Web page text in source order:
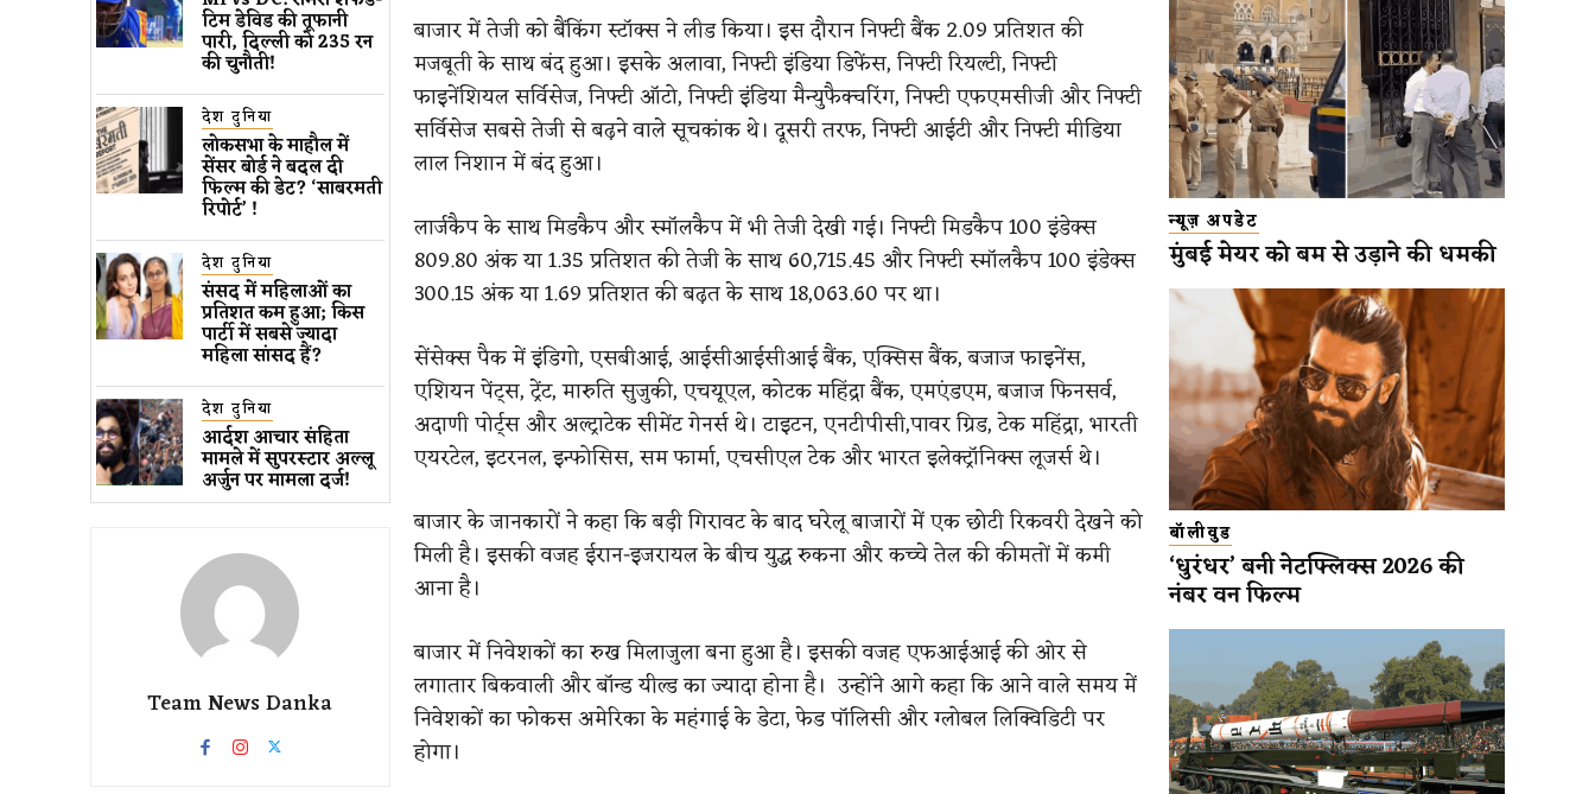
टिम डेविड की तूफानी
पारी, दिल्ली को 235 रन
की चुनौती!
देश दुनिया
लोकसभा के माहौल में
सेंसर बोर्ड ने बदल दी
फिल्म की डेट? ‘साबरमती
रिपोर्ट’ !
देश दुनिया
संसद में महिलाओं का
प्रतिशत कम ​हुआ​; किस
पार्टी में सबसे ज्यादा
महिला सांसद हैं?
देश दुनिया
आर्दश आचार संहिता
मामले में सुपरस्टार अल्लू
अर्जुन पर मामला दर्ज!
Team News Danka
बाजार में तेजी को बैंकिंग स्टॉक्स ने लीड किया। इस दौरान निफ्टी बैंक 2.09 प्रतिशत की
मजबूती के साथ बंद हुआ। इसके अलावा, निफ्टी इंडिया डिफेंस, निफ्टी रियल्टी, निफ्टी
फाइनेंशियल सर्विसेज, निफ्टी ऑटो, निफ्टी इंडिया मैन्युफैक्चरिंग, निफ्टी एफएमसीजी और निफ्टी
सर्विसेज सबसे तेजी से बढ़ने वाले सूचकांक थे। दूसरी तरफ, निफ्टी आईटी और निफ्टी मीडिया
लाल निशान में बंद हुआ।
लार्जकैप के साथ मिडकैप और स्मॉलकैप में भी तेजी देखी गई। निफ्टी मिडकैप 100 इंडेक्स
809.80 अंक या 1.35 प्रतिशत की तेजी के साथ 60,715.45 और निफ्टी स्मॉलकैप 100 इंडेक्स
300.15 अंक या 1.69 प्रतिशत की बढ़त के साथ 18,063.60 पर था।
सेंसेक्स पैक में इंडिगो, एसबीआई, आईसीआईसीआई बैंक, एक्सिस बैंक, बजाज फाइनेंस,
एशियन पेंट्स, ट्रेंट, मारुति सुजुकी, एचयूएल, कोटक महिंद्रा बैंक, एमएंडएम, बजाज फिनसर्व,
अदाणी पोर्ट्स और अल्ट्राटेक सीमेंट गेनर्स थे। टाइटन, एनटीपीसी,पावर ग्रिड, टेक महिंद्रा, भारती
एयरटेल, इटरनल, इन्फोसिस, सम फार्मा, एचसीएल टेक और भारत इलेक्ट्रॉनिक्स लूजर्स थे।
बाजार के जानकारों ने कहा कि बड़ी गिरावट के बाद घरेलू बाजारों में एक छोटी रिकवरी देखने को
मिली है। इसकी वजह ईरान-इजरायल के बीच युद्ध रुकना और कच्चे तेल की कीमतों में कमी
आना है।
बाजार में निवेशकों का रुख मिलाजुला बना हुआ है। इसकी वजह एफआईआई की ओर से
लगातार बिकवाली और बॉन्ड यील्ड का ज्यादा होना है। उन्होंने आगे कहा कि आने वाले समय में
निवेशकों का फोकस अमेरिका के महंगाई के डेटा, फेड पॉलिसी और ग्लोबल लिक्विडिटी पर
होगा।
न्यूज़ अपडेट
मुंबई मेयर को बम से उड़ाने की धमकी
बॉलीवुड
‘धुरंधर’ बनी नेटफ्लिक्स 2026 की
नंबर वन फिल्म